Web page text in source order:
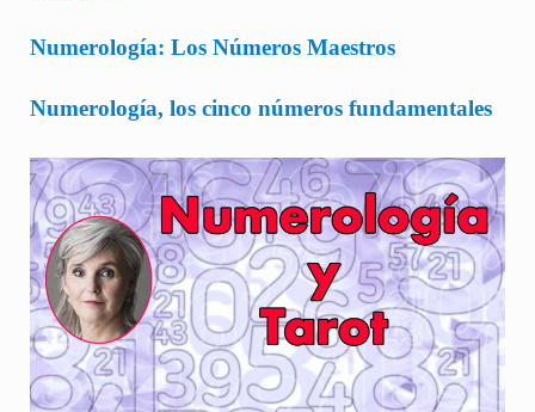
Numerología: Los Números Maestros
Numerología, los cinco números fundamentales